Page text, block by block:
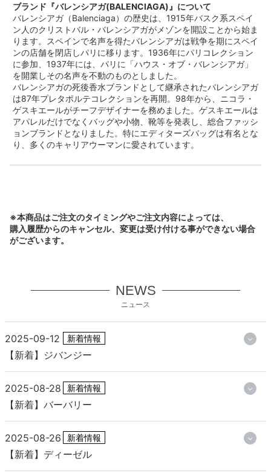
ブランド『バレンシアガ(BALENCIAGA)』について
バレンシアガ（Balenciaga）の歴史は、1915年バスク系スペイ
ン人のクリストバル・バレンシアガがメゾンを開設ことから始ま
ります。スペインで名声を得たバレンシアガは戦争を期にスペイ
ンの店舗を閉店しパリに移ります。1936年にパリコレクション
に参加、1937年には、パリに「ハウス・オブ・バレンシアガ」
を開業しその名声を不動のものとしました。
バレンシアガの死後香水ブランドとして継承されたバレンシアガ
は87年プレタポルテコレクションを再開。98年から、ニコラ・
ゲスキエールがチーフデザイナーを務めました。ゲスキエールは
アパレルだけでなくバッグや小物、靴等を発表し、総合ファッシ
ョンブランドとなりました。特にエディターズバッグは有名とな
り、多くのキャリアウーマンに愛されています。
※本商品はご注文のタイミングやご注文内容によっては、
購入履歴からのキャンセル、変更は受け付ける事ができない場合
がございます。
NEWS
ニュース
2025-09-12 新着情報
【新着】ジバンジー
2025-08-28 新着情報
【新着】バーバリー
2025-08-26 新着情報
【新着】ディーゼル